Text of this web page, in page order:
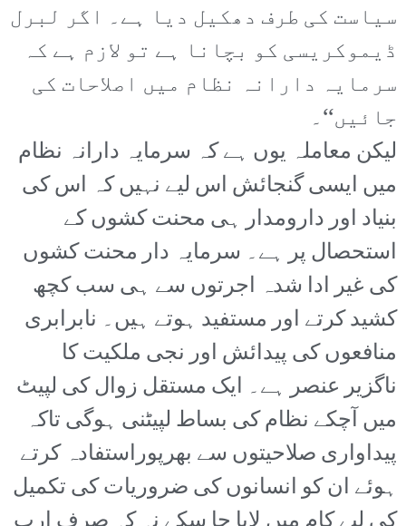
سیاست کی طرف دھکیل دیا ہے۔ اگر لبرل
ڈیموکریسی کو بچانا ہے تو لازم ہے کہ
سرمایہ دارانہ نظام میں اصلاحات کی
جائیں‘‘۔
لیکن معاملہ یوں ہے کہ سرمایہ دارانہ نظام
میں ایسی گنجائش اس لیے نہیں کہ اس کی
بنیاد اور دارومدار ہی محنت کشوں کے
استحصال پر ہے۔ سرمایہ دار محنت کشوں
کی غیر ادا شدہ اجرتوں سے ہی سب کچھ
کشید کرتے اور مستفید ہوتے ہیں۔ نابرابری
منافعوں کی پیدائش اور نجی ملکیت کا
ناگزیر عنصر ہے۔ ایک مستقل زوال کی لپیٹ
میں آچکے نظام کی بساط لپیٹنی ہوگی تاکہ
پیداواری صلاحیتوں سے بھرپوراستفادہ کرتے
ہوئے ان کو انسانوں کی ضروریات کی تکمیل